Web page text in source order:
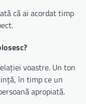
că ai acordat timp
voastre. Un ton
în timp ce un
apropiată.